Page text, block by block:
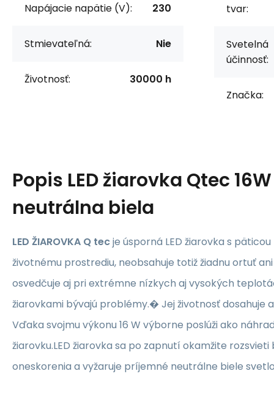
Napájacie napätie (V): 230
Stmievateľná: Nie
Životnosť: 30000 h
tvar:
Svetelná
účinnosť:
Značka:
Popis LED žiarovka Qtec
neutrálna biela
LED ŽIAROVKA Q tecje úsporná LED žiarovka s
životnému prostrediu, neobsahuje totiž žiadnu ortuť
osvedčuje aj pri extrémne nízkych aj vysokých
žiarovkami bývajú problémy.� Jej životnosť dosahuje
Vďaka svojmu výkonu 16 W výborne poslúži ako
žiarovku.LED žiarovka sa po zapnutí okamžite
oneskorenia a vyžaruje príjemné neutrálne biele